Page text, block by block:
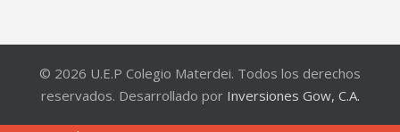
© 2026 U.E.P Colegio Materdei. Todos los derechos
reservados. Desarrollado por Inversiones Gow, C.A.